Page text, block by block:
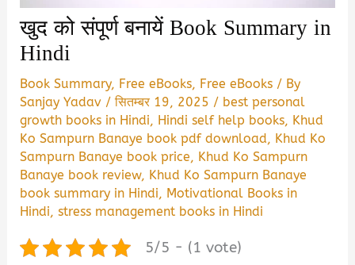
खुद को संपूर्ण बनायें Book Summary in
Hindi
Book Summary, Free eBooks, Free eBooks / By
Sanjay Yadav /सितम्बर 19, 2025 / best personal
growth books in Hindi, Hindi self help books, Khud
Ko Sampurn Banaye book pdf download, Khud Ko
Sampurn Banaye book price, Khud Ko Sampurn
Banaye book review, Khud Ko Sampurn Banaye
book summary in Hindi, Motivational Books in
Hindi,stress management books in Hindi
5/5 - (1 vote)